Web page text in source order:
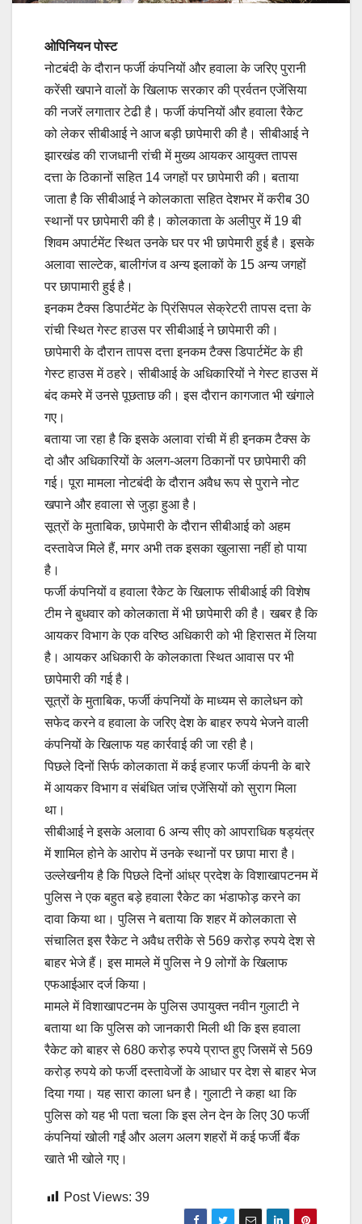
ओपिनियन पोस्‍ट
नोटबंदी के दौरान फर्जी कंपनियों और हवाला के जरिए पुरानी
करेंसी खपाने वालों के खिलाफ सरकार की प्रर्वतन एजेंसिया
की नजरें लगातार टेढी है। फर्जी कंपनियों और हवाला रैकेट
को लेकर सीबीआई ने आज बड़ी छापेमारी की है। सीबीआई ने
झारखंड की राजधानी रांची में मुख्य आयकर आयुक्त तापस
दत्ता के ठिकानों सहित 14 जगहों पर छापेमारी की। बताया
जाता है कि सीबीआई ने कोलकाता सहित देशभर में करीब 30
स्थानों पर छापेमारी की है। कोलकाता के अलीपुर में 19 बी
शिवम अपार्टमेंट स्थित उनके घर पर भी छापेमारी हुई है। इसके
अलावा साल्टेक, बालीगंज व अन्य इलाकों के 15 अन्य जगहों
पर छापामारी हुई है।
इनकम टैक्स डिपार्टमेंट के प्रिंसिपल सेक्रेटरी तापस दत्ता के
रांची स्थित गेस्ट हाउस पर सीबीआई ने छापेमारी की।
छापेमारी के दौरान तापस दत्ता इनकम टैक्स डिपार्टमेंट के ही
गेस्ट हाउस में ठहरे। सीबीआई के अधिकारियों ने गेस्ट हाउस में
बंद कमरे में उनसे पूछताछ की। इस दौरान कागजात भी खंगाले
गए।
बताया जा रहा है कि इसके अलावा रांची में ही इनकम टैक्स के
दो और अधिकारियों के अलग-अलग ठिकानों पर छापेमारी की
गई। पूरा मामला नोटबंदी के दौरान अवैध रूप से पुराने नोट
खपाने और हवाला से जुड़ा हुआ है।
सूत्रों के मुताबिक, छापेमारी के दौरान सीबीआई को अहम
दस्तावेज मिले हैं, मगर अभी तक इसका खुलासा नहीं हो पाया
है।
फर्जी कंपनियों व हवाला रैकेट के खिलाफ सीबीआई की विशेष
टीम ने बुधवार को कोलकाता में भी छापेमारी की है। खबर है कि
आयकर विभाग के एक वरिष्ठ अधिकारी को भी हिरासत में लिया
है। आयकर अधिकारी के कोलकाता स्थित आवास पर भी
छापेमारी की गई है।
सूत्रों के मुताबिक, फर्जी कंपनियों के माध्यम से कालेधन को
सफेद करने व हवाला के जरिए देश के बाहर रुपये भेजने वाली
कंपनियों के खिलाफ यह कार्रवाई की जा रही है।
पिछले दिनों सिर्फ कोलकाता में कई हजार फर्जी कंपनी के बारे
में आयकर विभाग व संबंधित जांच एजेंसियों को सुराग मिला
था।⁠⁠⁠
सीबीआई ने इसके अलावा 6 अन्य सीए को आपराधिक षड्यंत्र
में शामिल होने के आरोप में उनके स्थानों पर छापा मारा है।
उल्लेखनीय है कि पिछले दिनों आंध्र प्रदेश के विशाखापटनम में
पुलिस ने एक बहुत बड़े हवाला रैकेट का भंडाफोड़ करने का
दावा किया था। पुलिस ने बताया कि शहर में कोलकाता से
संचालित इस रैकेट ने अवैध तरीके से 569 करोड़ रुपये देश से
बाहर भेजे हैं। इस मामले में पुलिस ने 9 लोगों के खिलाफ
एफआईआर दर्ज किया।
मामले में विशाखापटनम के पुलिस उपायुक्त नवीन गुलाटी ने
बताया था कि पुलिस को जानकारी मिली थी कि इस हवाला
रैकेट को बाहर से 680 करोड़ रुपये प्राप्त हुए जिसमें से 569
करोड़ रुपये को फर्जी दस्तावेजों के आधार पर देश से बाहर भेज
दिया गया। यह सारा काला धन है। गुलाटी ने कहा था कि
पुलिस को यह भी पता चला कि इस लेन देन के लिए 30 फर्जी
कंपनियां खोली गईं और अलग अलग शहरों में कई फर्जी बैंक
खाते भी खोले गए।
Post Views: 39